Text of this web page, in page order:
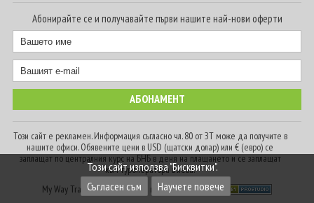
Абонирайте се и получавайте първи нашите най-нови оферти
Този сайт е рекламен. Информация съгласно чл. 80 от ЗТ може да получите в
нашите офиси. Обявените цени в USD (щатски долар) или € (евро) се
заплащат по централния курс на БНБ в деня на плащането и се заплащат
към туроператора в лева.
My Way Travel © 2016. Всички права запазени
Този сайт използва "Бисквитки".
Съгласен съм
Научете повече